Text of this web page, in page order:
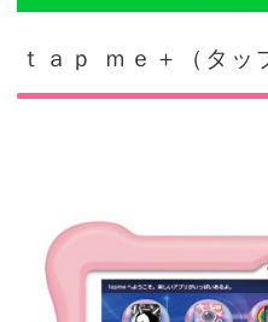
ｔａｐ ｍｅ＋（タッ